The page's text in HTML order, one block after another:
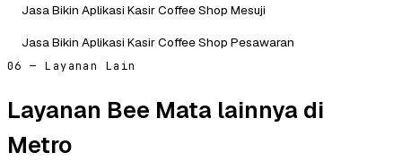
Jasa Bikin Aplikasi Kasir Coffee Shop Mesuji
Jasa Bikin Aplikasi Kasir Coffee Shop Pesawaran
06 — Layanan Lain
Layanan Bee Mata lainnya di
Metro